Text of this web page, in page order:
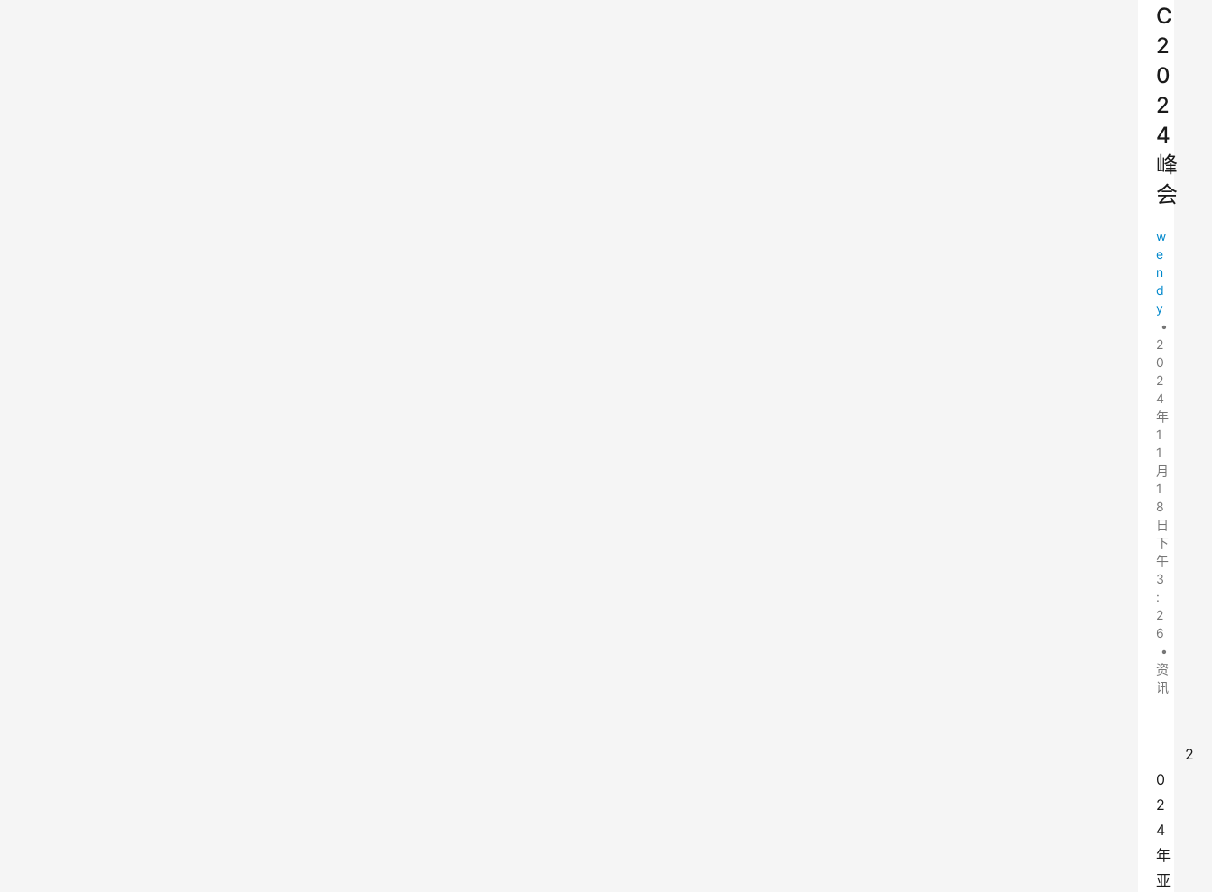
C
2
0
2
4
峰
会
w
e
n
d
y
•
2
0
2
4
年
1
1
月
1
8
日
下
午
3
:
2
6
•
资
讯
2
0
2
4
年
亚